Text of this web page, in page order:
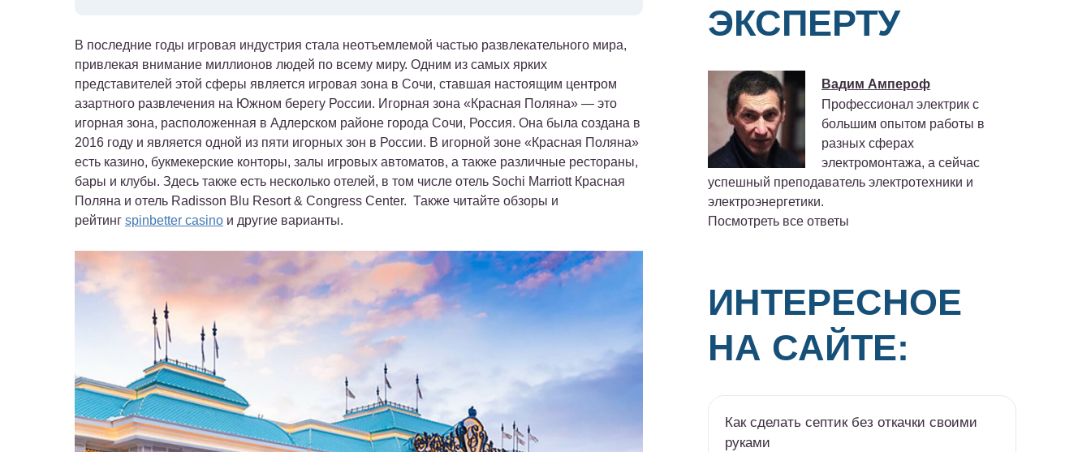
В последние годы игровая индустрия стала неотъемлемой частью развлекательного мира,
привлекая внимание миллионов людей по всему миру. Одним из самых ярких
представителей этой сферы является игровая зона в Сочи, ставшая настоящим центром
азартного развлечения на Южном берегу России. Игорная зона «Красная Поляна» — это
игорная зона, расположенная в Адлерском районе города Сочи, Россия. Она была создана в
2016 году и является одной из пяти игорных зон в России. В игорной зоне «Красная Поляна»
есть казино, букмекерские конторы, залы игровых автоматов, а также различные рестораны,
бары и клубы. Здесь также есть несколько отелей, в том числе отель Sochi Marriott Красная
Поляна и отель Radisson Blu Resort & Congress Center. Также читайте обзоры и
рейтинг spinbetter casino и другие варианты.
ЭКСПЕРТУ
Вадим Ампероф
Профессионал электрик с
большим опытом работы в
разных сферах
электромонтажа, а сейчас
успешный преподаватель электротехники и
электроэнергетики.
Посмотреть все ответы
ИНТЕРЕСНОЕ
НА САЙТЕ:
Как сделать септик без откачки своими
руками